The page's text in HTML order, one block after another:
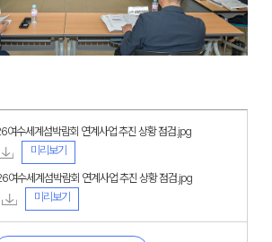
여수세계섬박람회 연계사업 추진 상황 점검.jpg
미리보기
여수세계섬박람회 연계사업 추진 상황 점검.jpg
미리보기